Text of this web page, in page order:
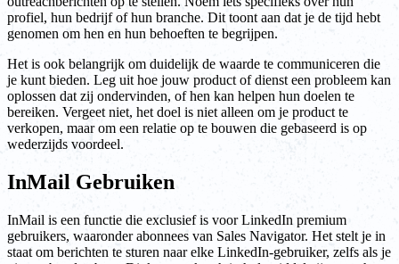
profiel, hun bedrijf of hun branche. Dit toont aan dat je de tijd hebt
genomen om hen en hun behoeften te begrijpen.
Het is ook belangrijk om duidelijk de waarde te communiceren die
je kunt bieden. Leg uit hoe jouw product of dienst een probleem kan
oplossen dat zij ondervinden, of hen kan helpen hun doelen te
bereiken. Vergeet niet, het doel is niet alleen om je product te
verkopen, maar om een relatie op te bouwen die gebaseerd is op
wederzijds voordeel.
InMail Gebruiken
InMail is een functie die exclusief is voor LinkedIn premium
gebruikers, waaronder abonnees van Sales Navigator. Het stelt je in
staat om berichten te sturen naar elke LinkedIn-gebruiker, zelfs als je